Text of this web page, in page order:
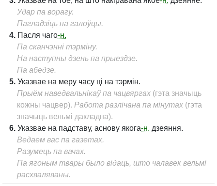
Удар па ворагу.
Пагладзіць па галоўцы.
4. Пасля чаго-н.
Па сканчэнні тэрміну.
На наступны дзень па прыездзе.
Па абедзе.
5. Указвае на меру часу ці на тэрмін.
Прыём наведвальнікаў па чацвяргах (гэта значыць
кожны чацвер). Работа разлічана па мінутах (гэта
значыць вельмі дакладна).
6. Указвае на падставу, аснову якога-н. дзеяння.
Ведаем вас па газетах.
Разумець па вачах.
Па ягоным твары было відаць, што чалавек вельмі
расхваляваны.